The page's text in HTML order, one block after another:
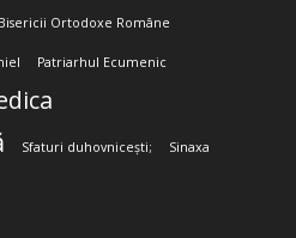
Ortodoxe Române
Patriarhul Ecumenic
Sfaturi duhovnicești; Sinaxa